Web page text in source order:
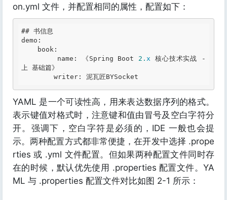
on.yml 文件，并配置相同的属性，配置如下：
## 书信息
demo:
        name: 《Spring Boot
2.x 核心技术实战 -
上 基础篇》
YAML 是一个可读性高，用来表达数据序列的格式。
表示键值对格式时，注意键和值由冒号及空白字符分
开。强调下，空白字符是必须的，IDE 一般也会提
示。两种配置方式都非常便捷，在开发中选择 .prope
rties 或 .yml 文件配置。但如果两种配置文件同时存
在的时候，默认优先使用 .properties 配置文件。YA
ML 与 .properties 配置文件对比如图 2-1 所示：